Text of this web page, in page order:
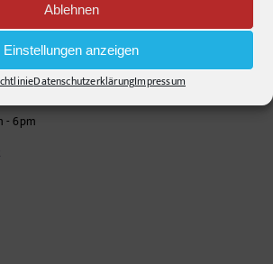
Ablehnen
Einstellungen anzeigen
DatenschutzerklärungImpressum
- 6pm